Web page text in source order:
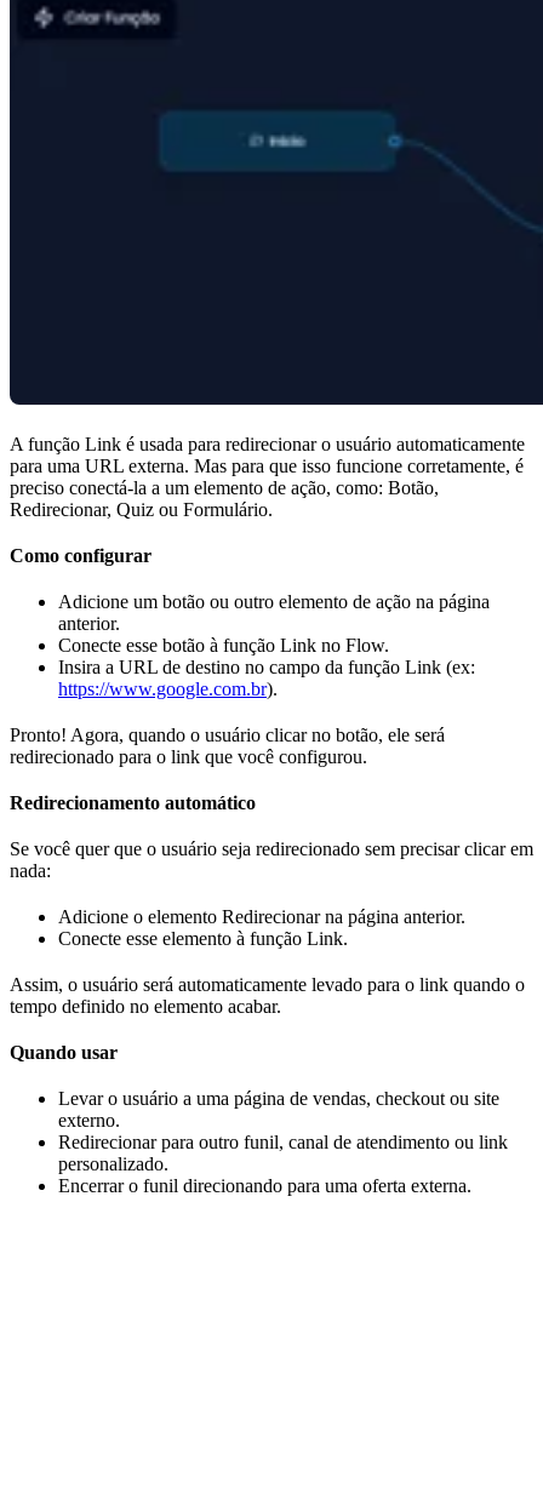
A função Link é usada para redirecionar o usuário automaticamente
para uma URL externa. Mas para que isso funcione corretamente, é
preciso conectá-la a um elemento de ação, como: Botão,
Redirecionar, Quiz ou Formulário.
Como configurar
Adicione um botão ou outro elemento de ação na página
anterior.
Conecte esse botão à função Link no Flow.
Insira a URL de destino no campo da função Link (ex:
https://www.google.com.br).
Pronto! Agora, quando o usuário clicar no botão, ele será
redirecionado para o link que você configurou.
Redirecionamento automático
Se você quer que o usuário seja redirecionado sem precisar clicar em
nada:
Adicione o elemento Redirecionar na página anterior.
Conecte esse elemento à função Link.
Assim, o usuário será automaticamente levado para o link quando o
tempo definido no elemento acabar.
Quando usar
Levar o usuário a uma página de vendas, checkout ou site
externo.
Redirecionar para outro funil, canal de atendimento ou link
personalizado.
Encerrar o funil direcionando para uma oferta externa.